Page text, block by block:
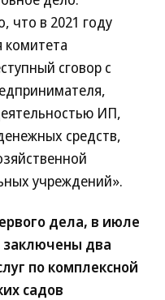
что в 2021 году
комитета
сговор с
ИП,
средств,
учреждений».
дела, в июле
заключены два
по комплексной
садов